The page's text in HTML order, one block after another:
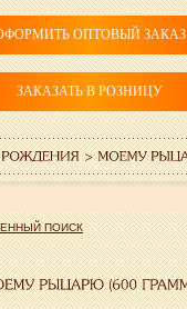
ОПТОВЫЙ ЗАКАЗ
ЗАКАЗАТЬ В РОЗНИЦУ
ПОИСК